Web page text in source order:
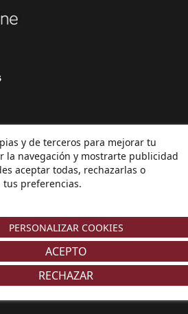
y de terceros para mejorar tu
la navegación y mostrarte publicidad
aceptar todas, rechazarlas o
preferencias.
PERSONALIZAR COOKIES
RECHAZAR
ACEPTO